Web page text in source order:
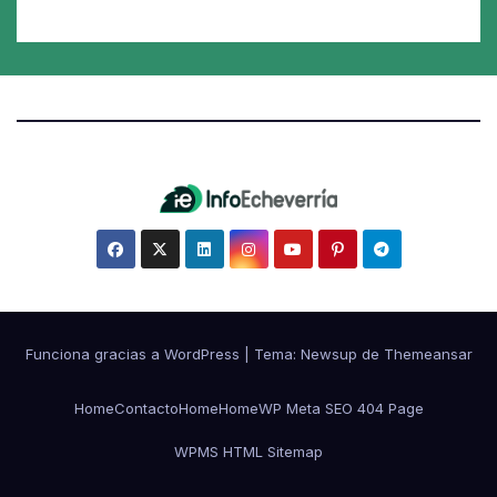
Funciona gracias a WordPress Tema: Newsup de Themeansar
HomeContactoHomeHomeWP Meta SEO 404 Page
WPMS HTML Sitemap